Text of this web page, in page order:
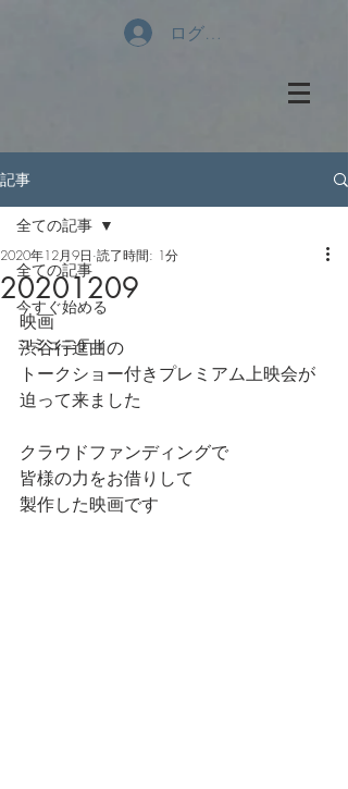
ログイン
記事
全ての記事
今すぐ始める
コミュニティ
全ての記事
20201209
2020年12月9日 読了時間: 1分
映画
渋谷行進曲の
トークショー付きプレミアム上映会が
迫って来ました
クラウドファンディングで
皆様の力をお借りして
製作した映画です